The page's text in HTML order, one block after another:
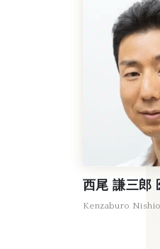
西尾 謙三郎
Kenzaburo Nishio